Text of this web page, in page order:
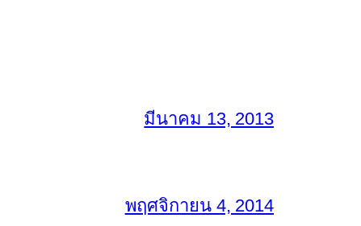
มีนาคม 13, 2013
พฤศจิกายน 4, 2014